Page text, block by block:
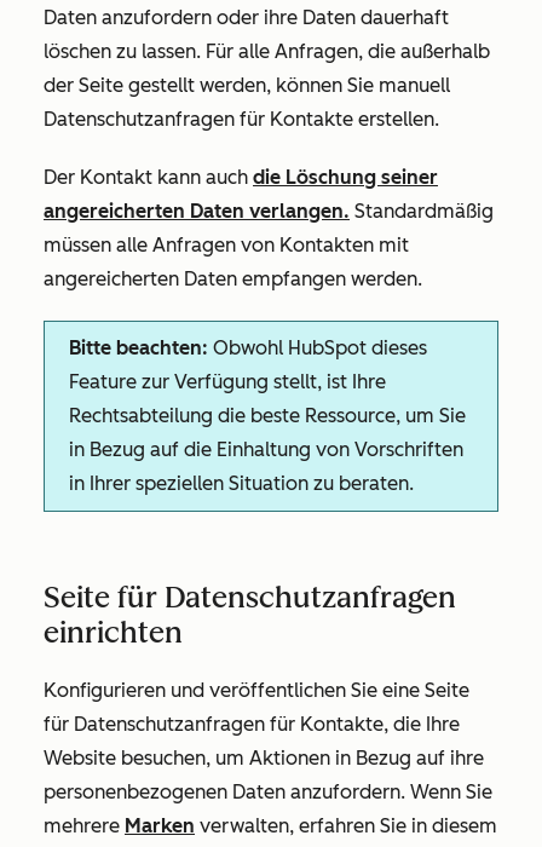
Daten anzufordern oder ihre Daten dauerhaft
löschen zu lassen. Für alle Anfragen, die außerhalb
der Seite gestellt werden, können Sie manuell
Datenschutzanfragen für Kontakte erstellen.
Der Kontakt kann auch die Löschung seiner
angereicherten Daten verlangen. Standardmäßig
müssen alle Anfragen von Kontakten mit
angereicherten Daten empfangen werden.
Bitte beachten: Obwohl HubSpot dieses
Feature zur Verfügung stellt, ist Ihre
Rechtsabteilung die beste Ressource, um Sie
in Bezug auf die Einhaltung von Vorschriften
in Ihrer speziellen Situation zu beraten.
Seite für Datenschutzanfragen
einrichten
Konfigurieren und veröffentlichen Sie eine Seite
für Datenschutzanfragen für Kontakte, die Ihre
Website besuchen, um Aktionen in Bezug auf ihre
personenbezogenen Daten anzufordern. Wenn Sie
mehrere Marken verwalten, erfahren Sie in diesem